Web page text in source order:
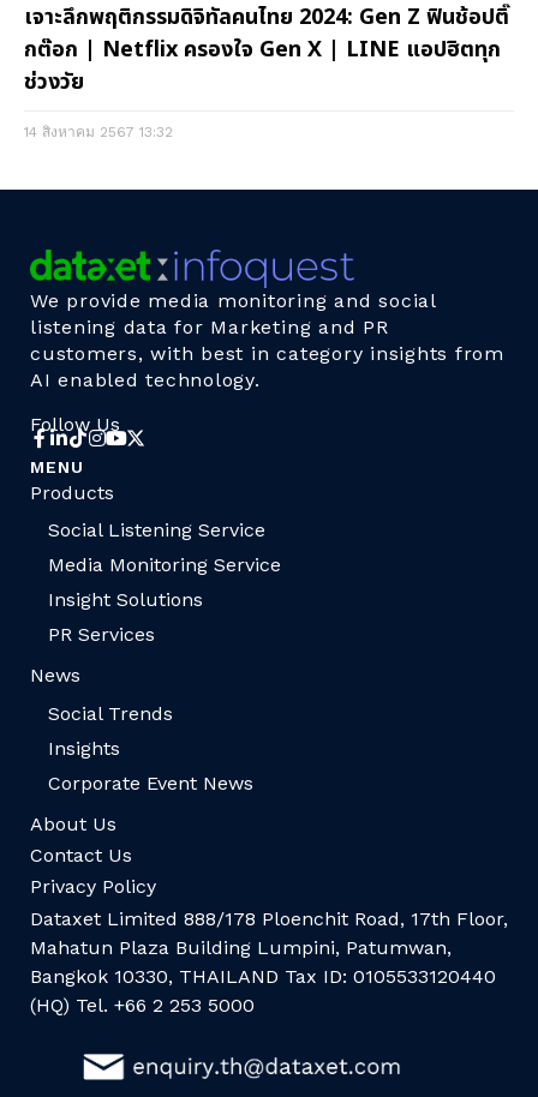
เจาะลึกพฤติกรรมดิจิทัลคนไทย 2024: Gen Z ฟินช้อปติ๊
กต๊อก | Netflix ครองใจ Gen X | LINE แอปฮิตทุก
ช่วงวัย
14 สิงหาคม 2567 13:32
We provide media monitoring and social
listening data for Marketing and PR
customers, with best in category insights from
AI enabled technology.
Follow Us
MENU
Products
Social Listening Service
Media Monitoring Service
Insight Solutions
PR Services
News
Social Trends
Insights
Corporate Event News
About Us
Contact Us
Privacy Policy
Dataxet Limited 888/178 Ploenchit Road, 17th Floor,
Mahatun Plaza Building Lumpini, Patumwan,
Bangkok 10330, THAILAND Tax ID: 0105533120440
(HQ) Tel. +66 2 253 5000